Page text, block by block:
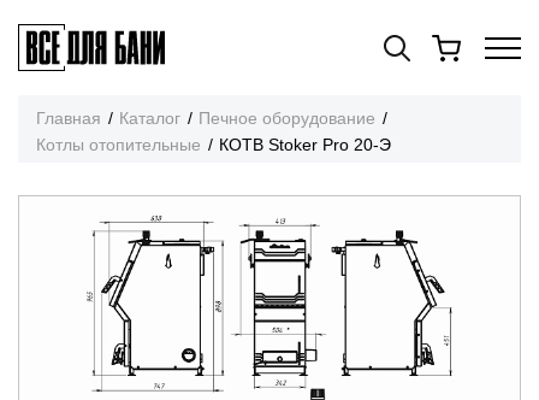
Главная Каталог
Печное оборудование
Котлы отопительные
КОТВ Stoker Pro 20-Э